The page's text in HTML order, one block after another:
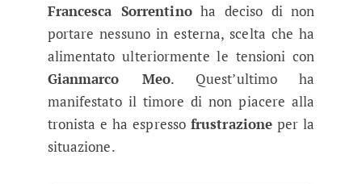
Francesca Sorrentinoha deciso di non
portare nessuno in esterna, scelta che ha
alimentato ulteriormente le tensioni con
Gianmarco Meo. Quest’ultimo ha
manifestato il timore di non piacere alla
tronista e ha espresso frustrazione per la
situazione.